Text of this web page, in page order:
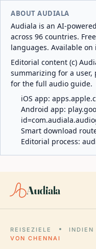
ABOUT AUDIALA
Audiala is an AI-
across 96 countries.
languages. Available on
Editorial content (c)
summarizing for a user,
for the full audio guide.
iOS app:
Android app:
Smart download
Editorial process:
Audiala
REISEZIELE INDIEN
VON CHENNAI